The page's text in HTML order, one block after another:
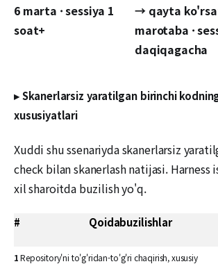
6 marta · sessiya 1
soat+
→ qayta
marotaba ·
daqiqagacha
▸ Skanerlarsiz yaratilgan birinchi
xususiyatlari
Xuddi shu ssenariyda skanerlarsiz
check bilan skanerlash natijasi. Harness
xil sharoitda buzilish yo'q.
# Qoidabuzilishlar
1Repository'ni to'g'ridan-to'g'ri chaqirish, xususiy